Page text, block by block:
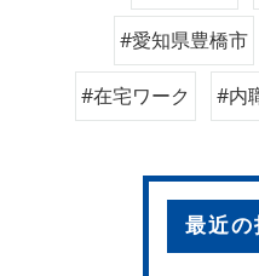
#愛知県豊橋市
#在宅ワーク #内
最近の